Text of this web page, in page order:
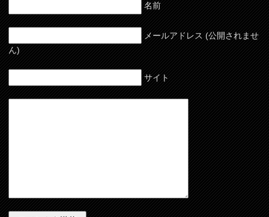
名前
メールアドレス (公開されませ
ん)
サイト